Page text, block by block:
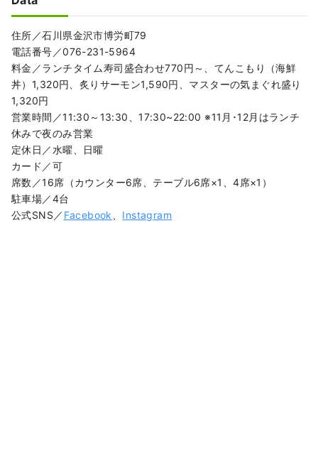
住所／石川県金沢市博労町79
電話番号／076-231-5964
料金／ランチタイム寿司盛合わせ770円～、てんこもり（海鮮
丼）1,320円、炙りサーモン1,590円、マスターの気まぐれ盛り
1,320円
営業時間／11:30～13:30、17:30~22:00 ※11月･12月はランチ
休みで夜のみ営業
定休日／水曜、日曜
カード／可
席数／16席（カウンター6席、テーブル6席×1、4席×1）
駐車場／4台
公式SNS／ Facebook Instagram